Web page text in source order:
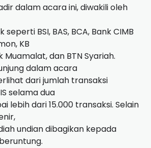
dalam acara ini, diwakili oleh
BSI, BAS, BCA, Bank CIMB
KB
Muamalat, dan BTN Syariah.
dalam acara
dari jumlah transaksi
selama dua
lebih dari 15.000 transaksi. Selain
undian dibagikan kepada